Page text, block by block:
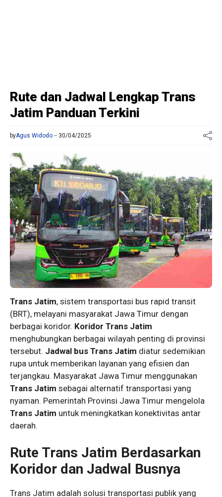
Rute dan Jadwal Lengkap Trans
Jatim Panduan Terkini
byAgus Widodo 30/04/2025
Trans Jatim, sistem transportasi bus rapid transit
(BRT), melayani masyarakat Jawa Timur dengan
berbagai koridor. Koridor Trans Jatim
menghubungkan berbagai wilayah penting di provinsi
tersebut. Jadwal bus Trans Jatim diatur sedemikian
rupa untuk memberikan layanan yang efisien dan
terjangkau. Masyarakat Jawa Timur menggunakan
Trans Jatim sebagai alternatif transportasi yang
nyaman. Pemerintah Provinsi Jawa Timur mengelola
Trans Jatim untuk meningkatkan konektivitas antar
daerah.
Rute Trans Jatim Berdasarkan
Koridor dan Jadwal Busnya
Trans Jatim adalah solusi transportasi publik yang